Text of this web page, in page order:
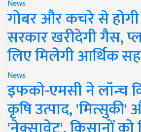
News
गोबर और कचरे से
सरकार खरीदेगी गैस,
लिए मिलेगी आर्थिक
News
इफको-एमसी ने लॉन्च
कृषि उत्पाद, 'मित्सुकी'